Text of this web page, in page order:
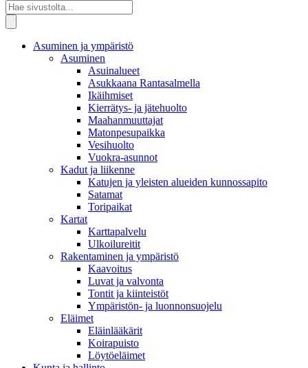
Asuminen ja ympäristö
Asuminen
Asuinalueet
Asukkaana Rantasalmella
Ikäihmiset
Kierrätys- ja jätehuolto
Maahanmuuttajat
Matonpesupaikka
Vesihuolto
Vuokra-asunnot
Kadut ja liikenne
Katujen ja yleisten alueiden kunnossapito
Satamat
Toripaikat
Kartat
Karttapalvelu
Ulkoilureitit
Rakentaminen ja ympäristö
Kaavoitus
Luvat ja valvonta
Tontit ja kiinteistöt
Ympäristön- ja luonnonsuojelu
Eläimet
Eläinlääkärit
Koirapuisto
Löytöeläimet